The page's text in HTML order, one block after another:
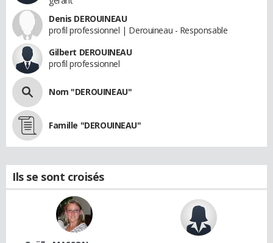
Denis DEROUINEAU
profil professionnel | Derouineau - Responsable
Gilbert DEROUINEAU
profil professionnel
Nom "DEROUINEAU"
Famille "DEROUINEAU"
Ils se sont croisés